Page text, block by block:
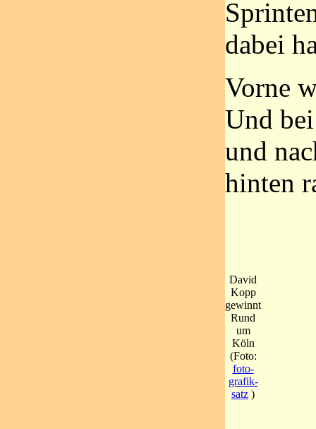
dabei
Vorne
Und
und
hinten
David
Kopp
gewinnt
Rund
um
Köln
(Foto:
foto-
grafik-
satz )